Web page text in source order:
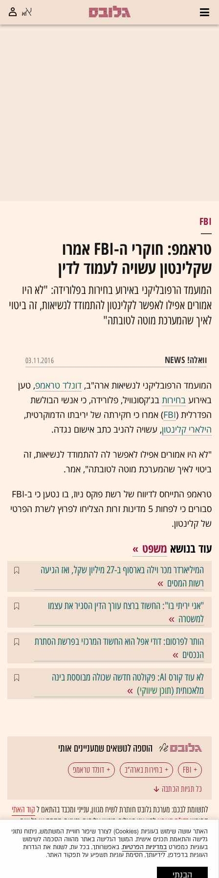
FBI
טראמפ: חוקרי ה-FBI אמרו
שקלינטון עשויה לעמוד לדין
המועמד הרפובליקני באירוע בחירות בפלורידה: "לא היו
אמורים אפילו לאפשר לקלינטון להתמודד לנשיאות, זה ביטוי
לאיך שהמערכת מוטה לטובתה"
וואלה! NEWS 03.11.2016
המועמד הרפובליקני לנשיאות ארה"ב, דונלד טראמפ, טען
באירוע בחירות בג'קסונוויל, פלורידה, כי אנשי הבולשת
הפדרלית (FBI) אמרו כי חקירתה של יריבתו הדמוקרטית,
הילארי קלינטון, עשויה להניב כתב אישום נגדה.
"לא היו אמורים אפילו לאפשר לה להתמודד לנשיאות, זה
ביטוי לאיך שהמערכת מוטה לטובתה", אמר.
טראמפ התייחס לדיווח של רשת פוקס ניוז, בו נטען כי ב-FBI
סבורים כי לפחות 5 מדינות זרות הצליחו לפרוץ לשרת הפרטי
של קלינטון.
עוד בנושא משפט
המיליארדר מכר וילה בארסוף ב-27 מיליון שקל, ואז הגיעה
רשות המסים
"אני יריתי בו": החשוד ברצח עורך הדין הסגיר את עצמו
למשטרה
הותר לפרסום: דודי אפל הוא החשוד המרכזי בפרשת הסתרת
הנכסים
לא עוד קורס AI: פקולטה חדשה שכולה מבוססת בינה
מלאכותית (תוכן שיווקי)
הוספה לנושאים שמעניינים אותי
FBI בחירות בארה"ב דונלד טראמפ
הילארי קלינטון
כל תגיות הכתבה
לתשומת לבכם: מערכת גלובס חותרת לשיח מגוון, ענייני ומכבד בהתאם לקוד האתי
המופיעבדו"ח האמוןלפיו אנו פועלים. ביטויי אלימות, גזענות, הסתה או כל שיח
בלתי הולם אחר מסוננים בצורהאוטומטיתולא יפורסמו באתר.
האתר עושה שימוש בעוגיות (Cookies) לצורך שיפור חוויית המשתמש, ניתוח נתוני
גלישה והתאמת תכנים אישית. המשך הגלישה באתר מהווה הסכמה לשימוש
בעוגיות כמפורטבמדיניות הפרטיות. באפשרותך, בכל עת, לשנות את הגדרות
העוגיות בדפדפן. לידיעתך, חסימת עוגיות תשפיע על תפקוד האתר.
הבנתי